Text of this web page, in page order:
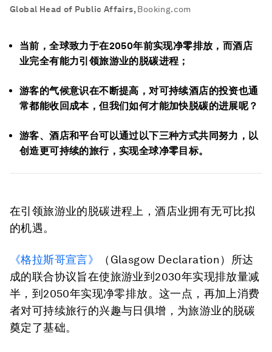
Global Head of Public Affairs, Booking.com
当前，全球致力于在2050年前实现净零排放，而酒店
业完全有能力引领旅游业的脱碳进程；
游客的气候意识在不断提高，对可持续酒店的投资也通
常都能收回成本，但我们如何才能加快脱碳的进展呢？
游客、酒店和平台可以通过以下三种方式共同努力，以
创造更可持续的旅行，实现全球净零目标。
在引领旅游业的脱碳进程上，酒店业拥有无可比拟
的机遇。
《格拉斯哥宣言》
（Glasgow Declaration）所达
成的联合协议旨在使旅游业到2030年实现排放量减
半，到2050年实现净零排放。这一点，再加上消费
者对可持续旅行的兴趣与日俱增，为旅游业的脱碳
奠定了基础。